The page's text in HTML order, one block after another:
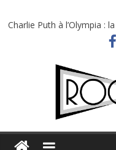
Charlie Puth à l’Olympia :
Festival Triptyque : un
Hellfest 2026 vendredi :
Hellfest 2026 jeudi :
Première édition du